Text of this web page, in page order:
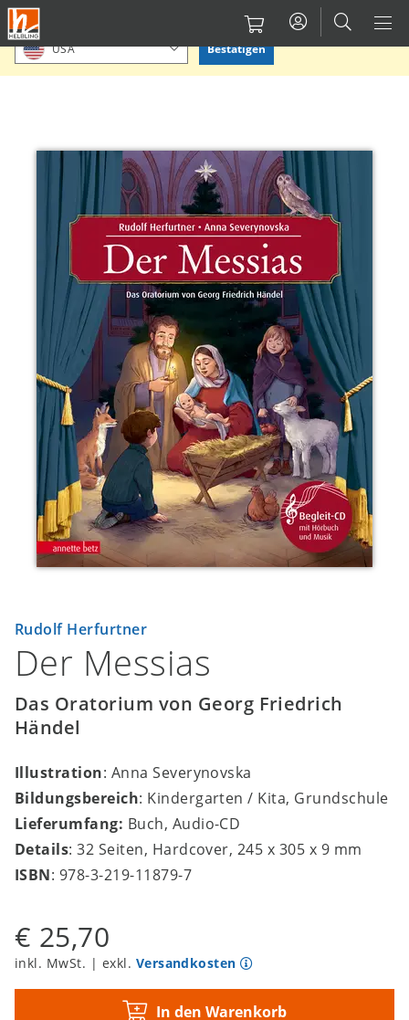
Direkt
zum
Inhalt
Bitte Standort bestätigen oder einen anderen auswählen.
USA Bestätigen
Rudolf Herfurtner
Der Messias
Das Oratorium von Georg Friedrich
Händel
Illustration: Anna Severynovska
Bildungsbereich: Kindergarten / Kita, Grundschule
Lieferumfang: Buch, Audio-CD
Details: 32 Seiten, Hardcover, 245 x 305 x 9 mm
ISBN: 978-3-219-11879-7
€ 25,70
inkl. MwSt. | exkl. Versandkosten
In den Warenkorb